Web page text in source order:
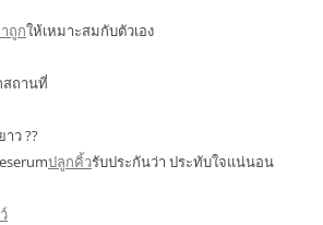
ถูกให้เหมาะสมกับตัวเอง
ถานที่
ว ??
ปลูกคิ้วรับประกันว่า ประทับใจแน่นอน